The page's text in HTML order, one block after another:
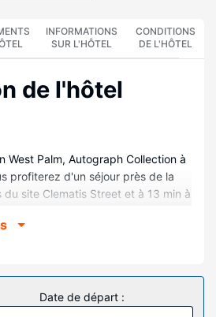
INFORMATIONS
SUR L'HÔTEL
CONDITIONS
DE L'HÔTEL
de l'hôtel
West Palm, Autograph Collection à
profiterez d'un séjour près de la
site Clematis Street et à 13 min à
Center (centre de
les 208 chambres de
Date de départ :